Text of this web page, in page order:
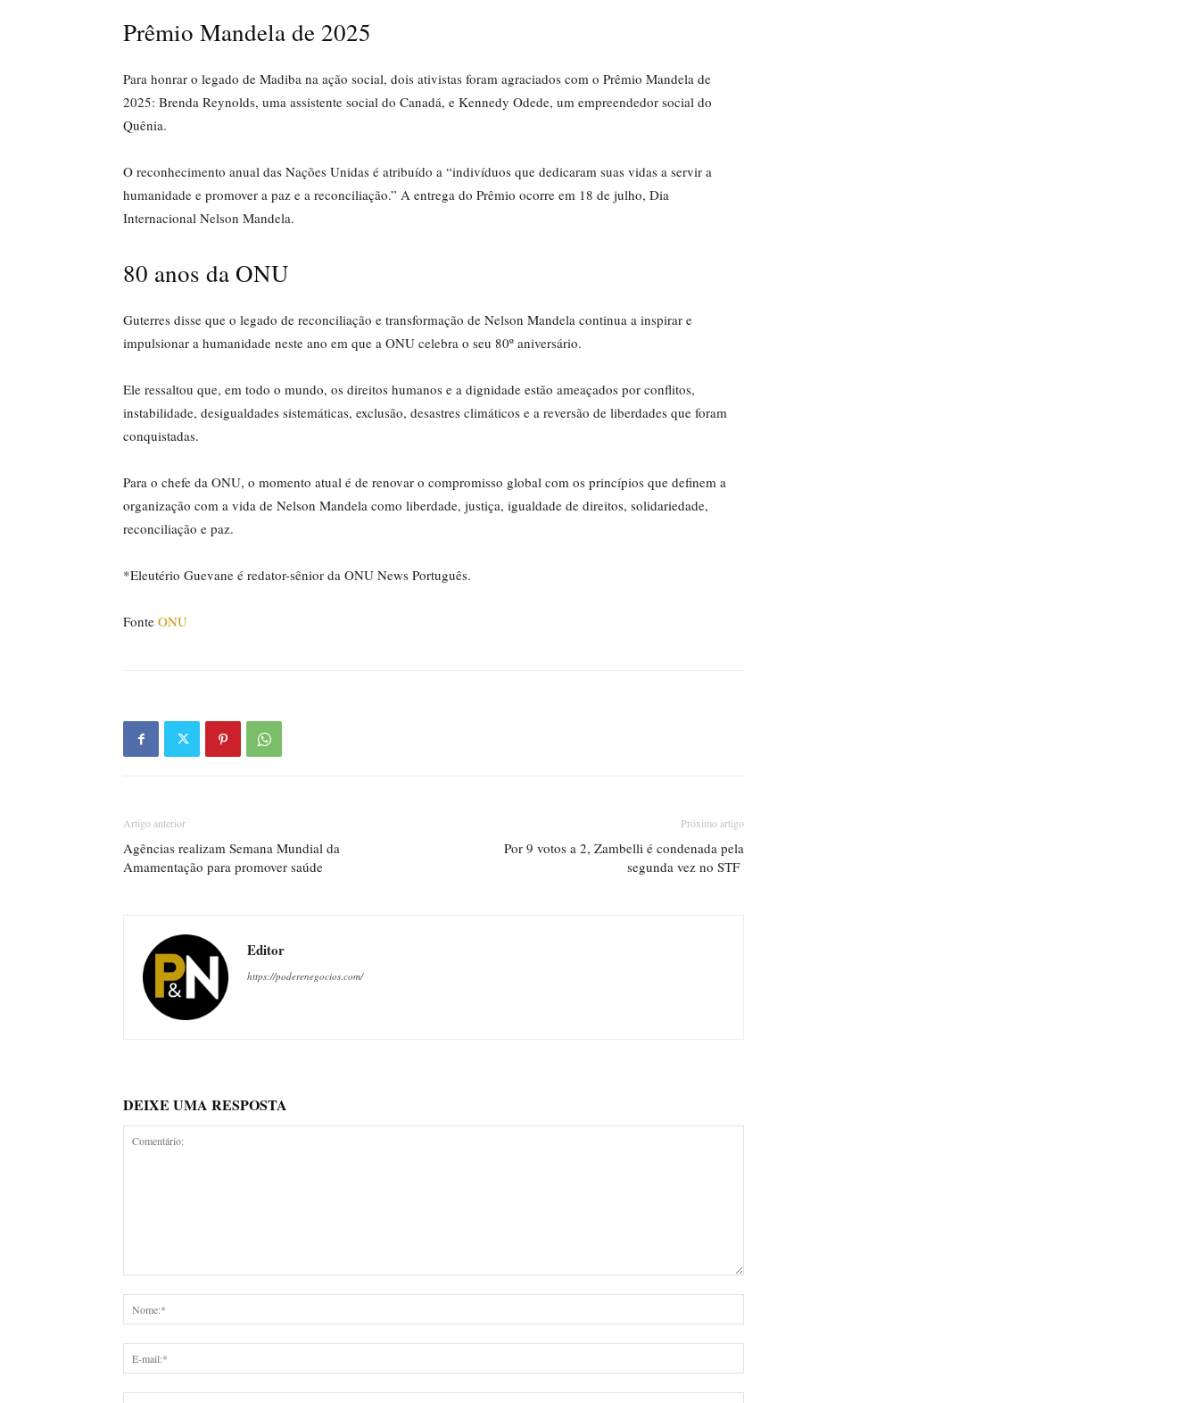
Prêmio Mandela de 2025
Para honrar o legado de Madiba na ação social, dois ativistas foram agraciados com o Prêmio Mandela de
2025: Brenda Reynolds, uma assistente social do Canadá, e Kennedy Odede, um empreendedor social do
Quênia.
O reconhecimento anual das Nações Unidas é atribuído a “indivíduos que dedicaram suas vidas a servir a
humanidade e promover a paz e a reconciliação.” A entrega do Prêmio ocorre em 18 de julho, Dia
Internacional Nelson Mandela.
80 anos da ONU
Guterres disse que o legado de reconciliação e transformação de Nelson Mandela continua a inspirar e
impulsionar a humanidade neste ano em que a ONU celebra o seu 80º aniversário.
Ele ressaltou que, em todo o mundo, os direitos humanos e a dignidade estão ameaçados por conflitos,
instabilidade, desigualdades sistemáticas, exclusão, desastres climáticos e a reversão de liberdades que foram
conquistadas.
Para o chefe da ONU, o momento atual é de renovar o compromisso global com os princípios que definem a
organização com a vida de Nelson Mandela como liberdade, justiça, igualdade de direitos, solidariedade,
reconciliação e paz.
*Eleutério Guevane é redator-sênior da ONU News Português.
Fonte ONU
Artigo anterior
Agências realizam Semana Mundial da
Amamentação para promover saúde
Próximo artigo
Por 9 votos a 2, Zambelli é condenada pela
segunda vez no STF
Editor
https://poderenegocios.com/
DEIXE UMA RESPOSTA